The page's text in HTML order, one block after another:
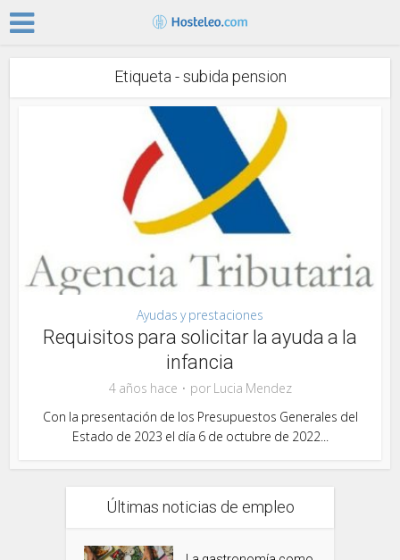
Etiqueta - subida pension
Ayudas y prestaciones
Requisitos para solicitar la ayuda a la
infancia
4 años hace por Lucia Mendez
Con la presentación de los Presupuestos Generales del
Estado de 2023 el día 6 de octubre de 2022...
Últimas noticias de empleo